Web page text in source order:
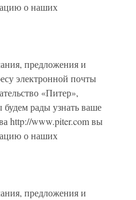
о наших
предложения и
электронной почты
«Питер»,
рады узнать ваше
http://www.piter.com вы
о наших
предложения и